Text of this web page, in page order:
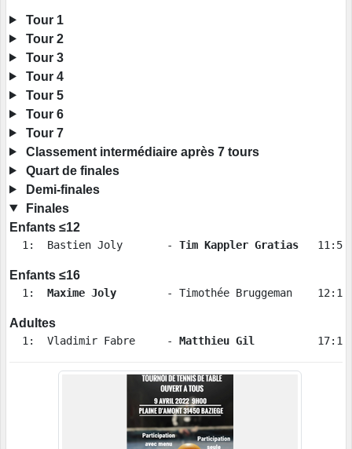
Tour 1
Tour 2
Tour 3
Tour 4
Tour 5
Tour 6
Tour 7
Classement intermédiaire après 7 tours
Quart de finales
Demi-finales
Finales
Enfants ≤12
  1:  Bastien Joly       -
Tim Kappler Gratias
Enfants ≤16
  1:
Maxime Joly
Adultes
  1:  Vladimir Fabre     -
Matthieu Gil